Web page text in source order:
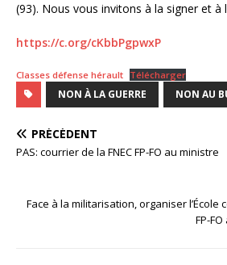
(93). Nous vous invitons à la signer et à
https://c.org/cKbbPgpwxP
Classes défense hérault Télécharger
NON À LA GUERRE NON AU
PRÉCÉDENT
PAS: courrier de la FNEC FP-FO au ministre
Face à la militarisation, organiser l’École
FP-